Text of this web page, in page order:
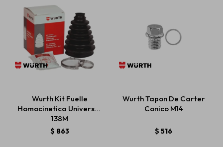
Wurth Kit Fuelle
Homocinetica Universal
138M
$ 863
Wurth Tapon De Carter
Conico M14
$ 516